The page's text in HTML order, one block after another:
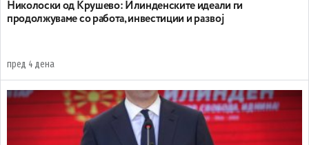
Николоски од Крушево: Илинденските идеали ги
продолжуваме со работа, инвестиции и развој
пред 4 дена